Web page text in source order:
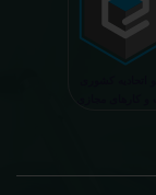
ذکر است که جواب
و موارد تفسیر نیز
اخلاق پزشکی و حرفه ای